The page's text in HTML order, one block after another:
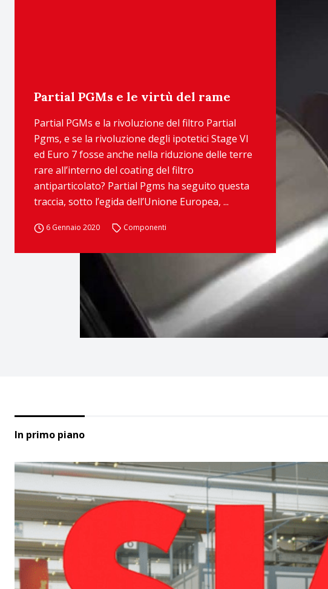
Partial PGMs e le virtù del rame
Partial PGMs e la rivoluzione del filtro Partial
Pgms, e se la rivoluzione degli ipotetici Stage VI
ed Euro 7 fosse anche nella riduzione delle terre
rare all’interno del coating del filtro
antiparticolato? Partial Pgms ha seguito questa
traccia, sotto l’egida dell’Unione Europea, ...
6 Gennaio 2020 Componenti
In primo piano